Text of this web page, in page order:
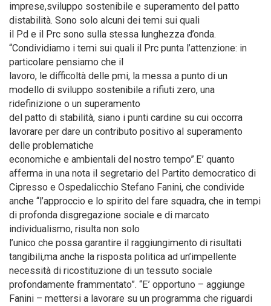
imprese,sviluppo sostenibile e superamento del patto
distabilità. Sono solo alcuni dei temi sui quali
il Pd e il Prc sono sulla stessa lunghezza d’onda.
“Condividiamo i temi sui quali il Prc punta l’attenzione: in
particolare pensiamo che il
lavoro, le difficoltà delle pmi, la messa a punto di un
modello di sviluppo sostenibile a rifiuti zero, una
ridefinizione o un superamento
del patto di stabilità, siano i punti cardine su cui occorra
lavorare per dare un contributo positivo al superamento
delle problematiche
economiche e ambientali del nostro tempo”.E’ quanto
afferma in una nota il segretario del Partito democratico di
Cipresso e Ospedalicchio Stefano Fanini, che condivide
anche “l’approccio e lo spirito del fare squadra, che in tempi
di profonda disgregazione sociale e di marcato
individualismo, risulta non solo
l’unico che possa garantire il raggiungimento di risultati
tangibili,ma anche la risposta politica ad un’impellente
necessità di ricostituzione di un tessuto sociale
profondamente frammentato”. “E’ opportuno – aggiunge
Fanini – mettersi a lavorare su un programma che riguardi